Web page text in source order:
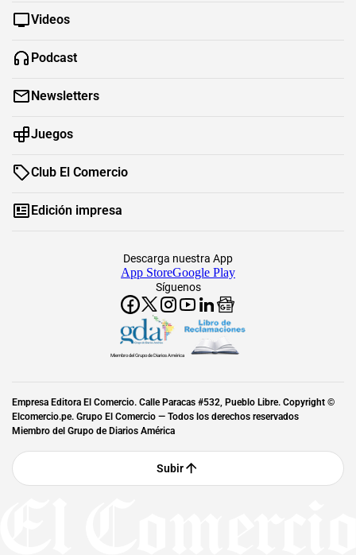
Videos
Podcast
Newsletters
Juegos
Club El Comercio
Edición impresa
Síguenos
Descarga nuestra App
App StoreGoogle Play
Miembro del Grupo de Diarios América
Empresa Editora El Comercio. Calle Paracas #532, Pueblo Libre. Copyright ©
Elcomercio.pe. Grupo El Comercio — Todos los derechos reservados
Miembro del Grupo de Diarios América
Subir